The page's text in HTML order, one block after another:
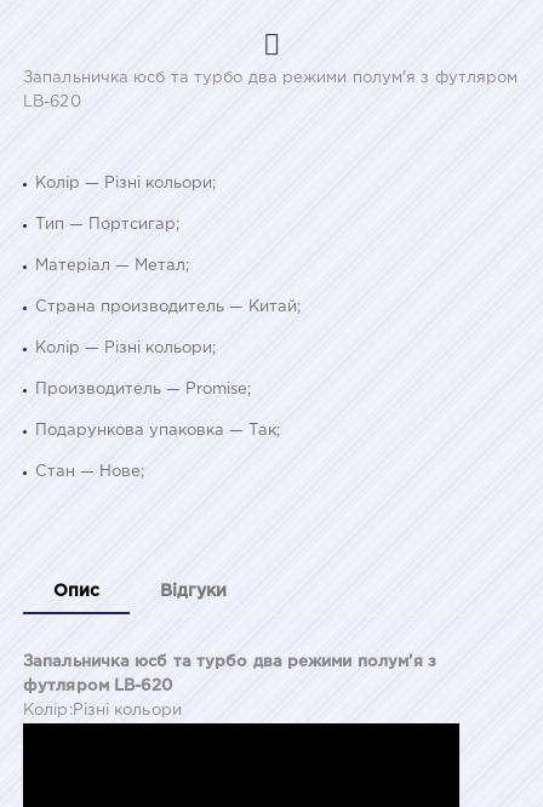
Запальничка юсб та турбо два режими полум'я з футляром
LB-620
Колір — Різні кольори;
Тип — Портсигар;
Матеріал — Метал;
Страна производитель — Китай;
Колір — Різні кольори;
Производитель — Promise;
Подарункова упаковка — Так;
Стан — Нове;
Опис Відгуки
Запальничка юсб та турбо два режими полум'я з
футляром LB-620
Колір:Різні кольори